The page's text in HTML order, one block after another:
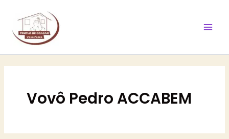
conteúdo
Vovô Pedro ACCABEM